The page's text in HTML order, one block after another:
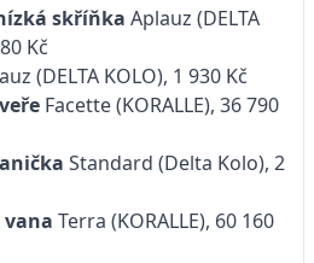
skříňka Aplauz (DELTA
Kč
(DELTA KOLO), 1 930 Kč
Facette (KORALLE), 36 790
Standard (Delta Kolo), 2
Terra (KORALLE), 60 160